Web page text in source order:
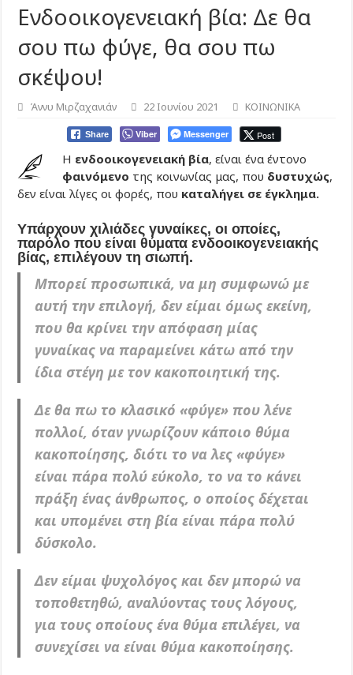
Ενδοοικογενειακή βία: Δε θα
σου πω φύγε, θα σου πω
σκέψου!
Άννυ Μιρζαχανιάν 22 Ιουνίου 2021 ΚΟΙΝΩΝΙΚΑ
Share Viber Messenger Post
Η ενδοοικογενειακή βία, είναι ένα έντονο
φαινόμενο της κοινωνίας μας, που δυστυχώς,
δεν είναι λίγες οι φορές, που καταλήγει σε έγκλημα.
Υπάρχουν χιλιάδες γυναίκες, οι οποίες,
παρόλο που είναι θύματα ενδοοικογενειακής
βίας, επιλέγουν τη σιωπή.
Μπορεί προσωπικά, να μη συμφωνώ με
αυτή την επιλογή, δεν είμαι όμως εκείνη,
που θα κρίνει την απόφαση μίας
γυναίκας να παραμείνει κάτω από την
ίδια στέγη με τον κακοποιητική της.
Δε θα πω το κλασικό «φύγε» που λένε
πολλοί, όταν γνωρίζουν κάποιο θύμα
κακοποίησης, διότι το να λες «φύγε»
είναι πάρα πολύ εύκολο, το να το κάνει
πράξη ένας άνθρωπος, ο οποίος δέχεται
και υπομένει στη βία είναι πάρα πολύ
δύσκολο.
Δεν είμαι ψυχολόγος και δεν μπορώ να
τοποθετηθώ, αναλύοντας τους λόγους,
για τους οποίους ένα θύμα επιλέγει, να
συνεχίσει να είναι θύμα κακοποίησης.